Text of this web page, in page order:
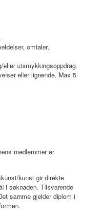
omtaler,
eller utsmykkingsoppdrag.
eller lignende. Max 5
medlemmer er
kunst gir direkte
i søknaden. Tilsvarende
samme gjelder diplom i